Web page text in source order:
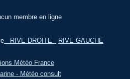
membre en ligne
RIVE DROITE RIVE GAUCHE
Météo France
- Météo consult